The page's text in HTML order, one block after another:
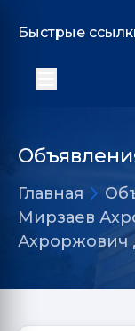
Быстрые
Главная
Мирзаев
Ахроржович